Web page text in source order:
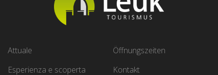
Attuale
Esperienza e scoperta
Öffnungszeiten
Kontakt